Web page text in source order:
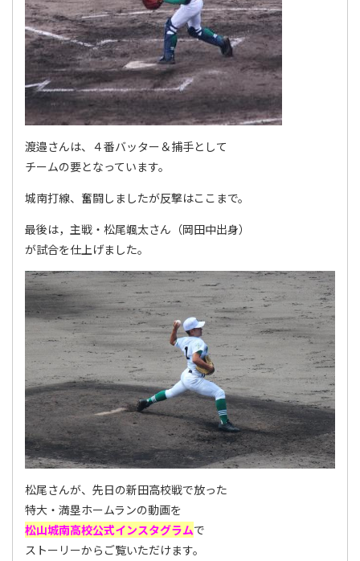
渡邉さんは、４番バッター＆捕手として
チームの要となっています。
城南打線、奮闘しましたが反撃はここまで。
最後は，主戦・松尾颯太さん（岡田中出身）
が試合を仕上げました。
松尾さんが、先日の新田高校戦で放った
特大・満塁ホームランの動画を
松山城南高校公式インスタグラムで
ストーリーからご覧いただけます。